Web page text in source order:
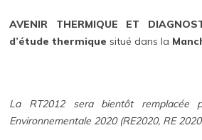
AVENIR THERMIQUE ET
d’étude thermique situé dans la
La RT2012 sera bientôt remplacée
Environnementale 2020 (RE2020, RE